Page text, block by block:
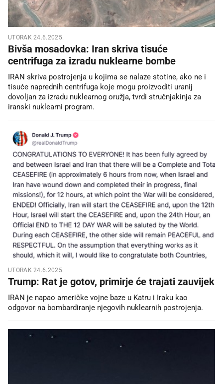
UTORAK 24.6.2025.
Bivša mosadovka: Iran skriva tisuće
centrifuga za izradu nuklearne bombe
IRAN skriva postrojenja u kojima se nalaze stotine, ako ne i
tisuće naprednih centrifuga koje mogu proizvoditi uranij
dovoljan za izradu nuklearnog oružja, tvrdi stručnjakinja za
iranski nuklearni program.
UTORAK 24.6.2025.
Trump: Rat je gotov, primirje će trajati zauvijek
IRAN je napao američke vojne baze u Katru i Iraku kao
odgovor na bombardiranje njegovih nuklearnih postrojenja.